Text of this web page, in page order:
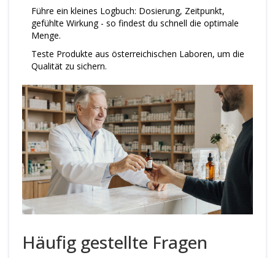
Führe ein kleines Logbuch: Dosierung, Zeitpunkt,
gefühlte Wirkung - so findest du schnell die optimale
Menge.
Teste Produkte aus österreichischen Laboren, um die
Qualität zu sichern.
Häufig gestellte Fragen